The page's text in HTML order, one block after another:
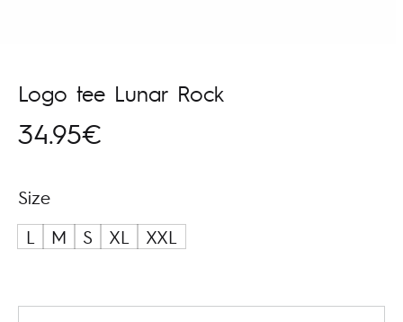
Logo tee Lunar Rock
34.95€
Size
L
M S XL XXL